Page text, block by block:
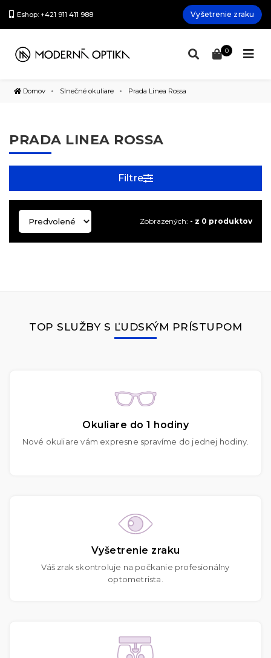
Eshop: +421 911 411 988 Vyšetrenie zraku
0
Domov Slnečné okuliare Prada Linea Rossa
PRADA LINEA ROSSA
Filtre
Zobrazených: - z 0 produktov
TOP SLUŽBY S ĽUDSKÝM PRÍSTUPOM
Okuliare do 1 hodiny
Nové okuliare vám expresne spravíme do jednej hodiny.
Vyšetrenie zraku
Váš zrak skontroluje na počkanie profesionálny
optometrista.